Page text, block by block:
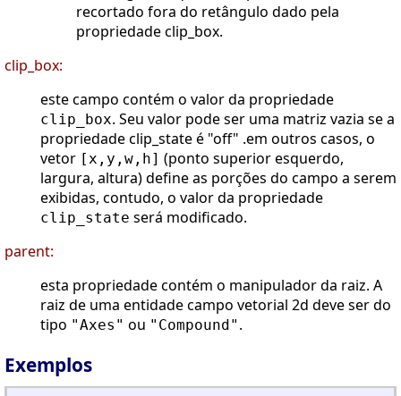
recortado fora do retângulo dado pela
propriedade clip_box.
clip_box:
este campo contém o valor da propriedade
clip_box. Seu valor pode ser uma matriz vazia se a
propriedade clip_state é "off" .em outros casos, o
vetor [x,y,w,h] (ponto superior esquerdo,
largura, altura) define as porções do campo a serem
exibidas, contudo, o valor da propriedade
clip_state será modificado.
parent:
esta propriedade contém o manipulador da raiz. A
raiz de uma entidade campo vetorial 2d deve ser do
tipo "Axes" ou "Compound" .
Exemplos